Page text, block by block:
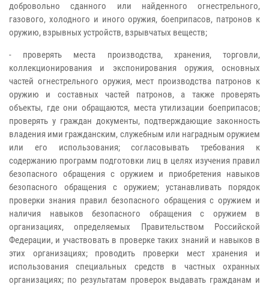
добровольно сданного или найденного огнестрельного,
газового, холодного и иного оружия, боеприпасов, патронов к
оружию, взрывных устройств, взрывчатых веществ;
- проверять места производства, хранения, торговли,
коллекционирования и экспонирования оружия, основных
частей огнестрельного оружия, мест производства патронов к
оружию и составных частей патронов, а также проверять
объекты, где они обращаются, места утилизации боеприпасов;
проверять у граждан документы, подтверждающие законность
владения ими гражданским, служебным или наградным оружием
или его использования; согласовывать требования к
содержанию программ подготовки лиц в целях изучения правил
безопасного обращения с оружием и приобретения навыков
безопасного обращения с оружием; устанавливать порядок
проверки знания правил безопасного обращения с оружием и
наличия навыков безопасного обращения с оружием в
организациях, определяемых Правительством Российской
Федерации, и участвовать в проверке таких знаний и навыков в
этих организациях; проводить проверки мест хранения и
использования специальных средств в частных охранных
организациях; по результатам проверок выдавать гражданам и